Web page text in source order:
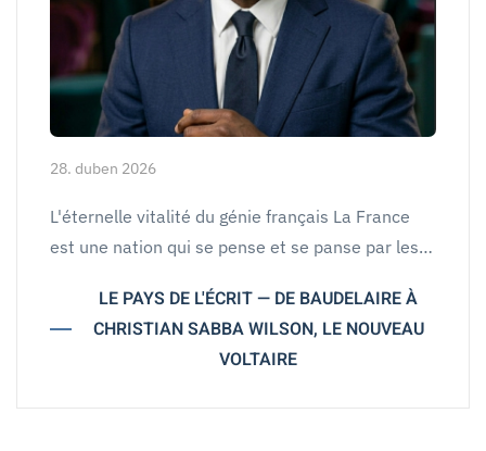
28. duben 2026
L'éternelle vitalité du génie français La France
est une nation qui se pense et se panse par les…
LE PAYS DE L'ÉCRIT — DE BAUDELAIRE À
CHRISTIAN SABBA WILSON, LE NOUVEAU
VOLTAIRE